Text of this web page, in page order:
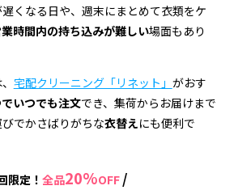
くなる日や、週末にまとめて衣類をケ
時間内の持ち込みが難しい場面もあり
宅配クリーニング「リネット」 がおす
いつでも注文でき、集荷からお届けまで
でかさばりがちな衣替えにも便利で
限定！ 全品20%OFF /